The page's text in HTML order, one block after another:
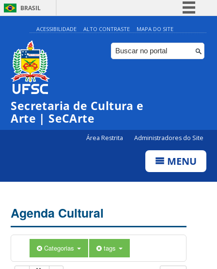
BRASIL
Simplifique!
Comunica BR
Participe
ACESSIBILIDADE ALTO CONTRASTE MAPA DO SITE
Secretaria de Cultura e
Arte | SeCArte
Área Restrita Administradores do Site
MENU
Agenda Cultural
Categorias tags
0:00
1:00
5:00
6:00